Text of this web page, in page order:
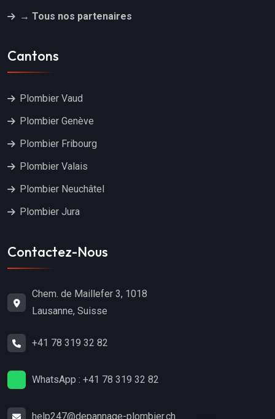
→ Tous nos partenaires
Cantons
Plombier Vaud
Plombier Genève
Plombier Fribourg
Plombier Valais
Plombier Neuchâtel
Plombier Jura
Contactez-Nous
Chem. de Maillefer 3, 1018
Lausanne, Suisse
+41 78 319 32 82
WhatsApp : +41 78 319 32 82
help247@depannage-plombier.ch